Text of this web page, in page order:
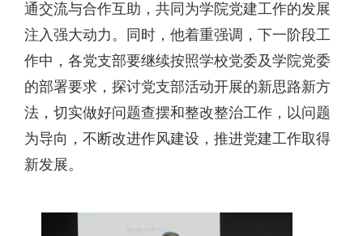
通交流与合作互助，共同为学院党建工作的发展
注入强大动力。同时，他着重强调，下一阶段工
作中，各党支部要继续按照学校党委及学院党委
的部署要求，探讨党支部活动开展的新思路新方
法，切实做好问题查摆和整改整治工作，以问题
为导向，不断改进作风建设，推进党建工作取得
新发展。